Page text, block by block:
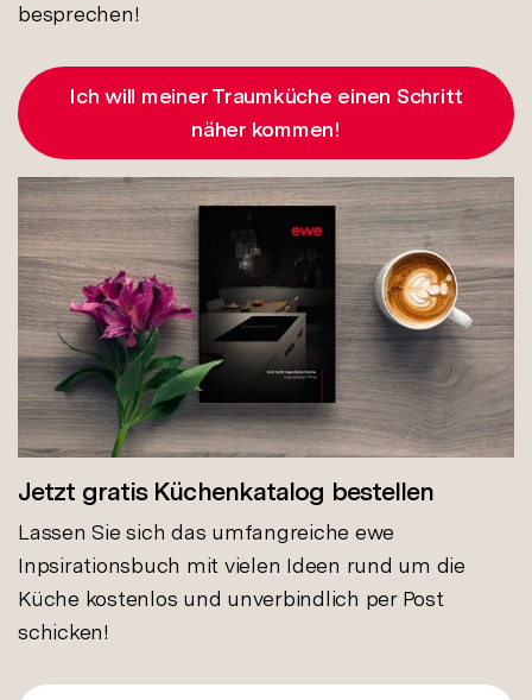
besprechen!
Ich will meiner Traumküche einen Schritt
näher kommen!
Jetzt gratis Küchenkatalog bestellen
Lassen Sie sich das umfangreiche ewe
Inpsirationsbuch mit vielen Ideen rund um die
Küche kostenlos und unverbindlich per Post
schicken!